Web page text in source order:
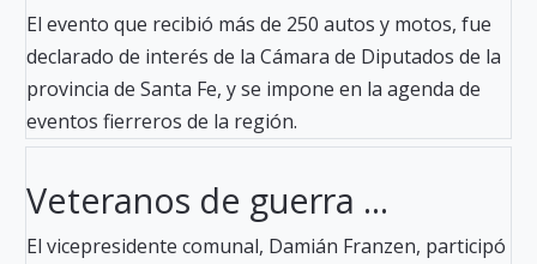
El evento que recibió más de 250 autos y motos, fue
declarado de interés de la Cámara de Diputados de la
provincia de Santa Fe, y se impone en la agenda de
eventos fierreros de la región.
Veteranos de guerra ...
El vicepresidente comunal, Damián Franzen, participó